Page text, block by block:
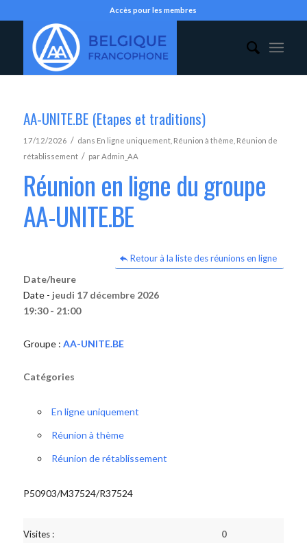
Accès pour les membres
AA-UNITE.BE (Etapes et traditions)
17/12/2026 / dans En ligne uniquement, Réunion à thème Réunion de
rétablissement / parAdmin_AA
Réunion en ligne du groupe
AA-UNITE.BE
Retour à la liste des réunions en ligne
Date/heure
Date - jeudi 17 décembre 2026
19:30 - 21:00
Groupe : AA-UNITE.BE
Catégories
En ligne uniquement
Réunion à thème
Réunion de rétablissement
P50903/M37524/R37524
Visites : 0